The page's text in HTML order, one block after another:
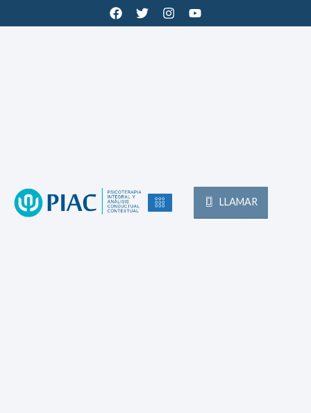
LLAMAR